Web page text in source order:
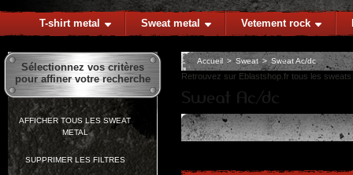
T-shirt metal Sweat metal Vetement rock
Sélectionnez vos critères
pour affiner votre recherche
AFFICHER TOUS LES SWEAT
METAL
SUPPRIMER LES FILTRES
Accueil > Sweat > Sweat Ac/dc
Retrouvez sur Eblastshop.fr tous les sweats